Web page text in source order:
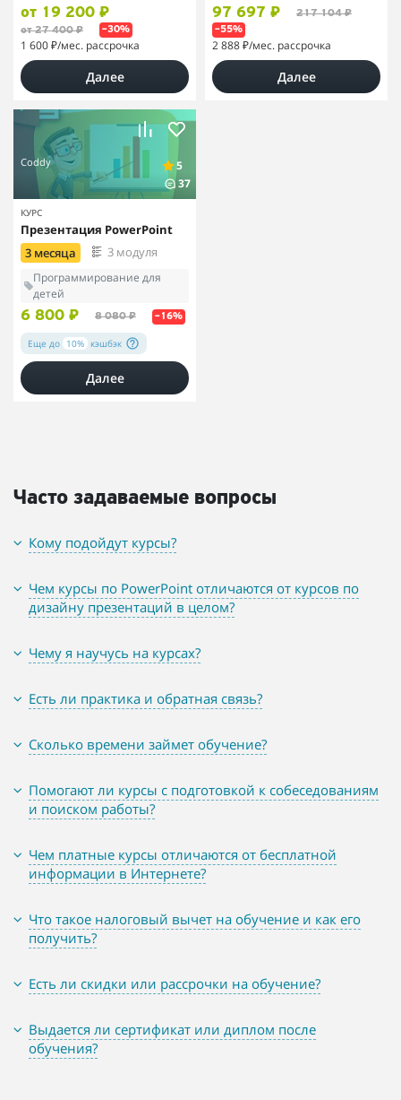
от 19 200 ₽
от 27 400 ₽ –30%
1 600 ₽/мес. рассрочка
Далее
97 697 ₽ 217 104 ₽
–55%
2 888 ₽/мес. рассрочка
Далее
Coddy
5
37
КУРС
Презентация PowerPoint
3 месяца
3 модуля
Программирование для
детей
6 800 ₽ 8 080 ₽ –16%
Еще до 10% кэшбэк
Далее
Часто задаваемые вопросы
Кому подойдут курсы?
Чем курсы по PowerPoint отличаются от курсов по
дизайну презентаций в целом?
Чему я научусь на курсах?
Есть ли практика и обратная связь?
Сколько времени займет обучение?
Помогают ли курсы с подготовкой к собеседованиям
и поиском работы?
Чем платные курсы отличаются от бесплатной
информации в Интернете?
Что такое налоговый вычет на обучение и как его
получить?
Есть ли скидки или рассрочки на обучение?
Выдается ли сертификат или диплом после
обучения?